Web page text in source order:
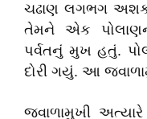
ચઢાણ લગભગ
તેમને એક
પર્વતનું મુખ હતું.
દોરી ગયું. આ
જ્વાળામુખી અત્યારે